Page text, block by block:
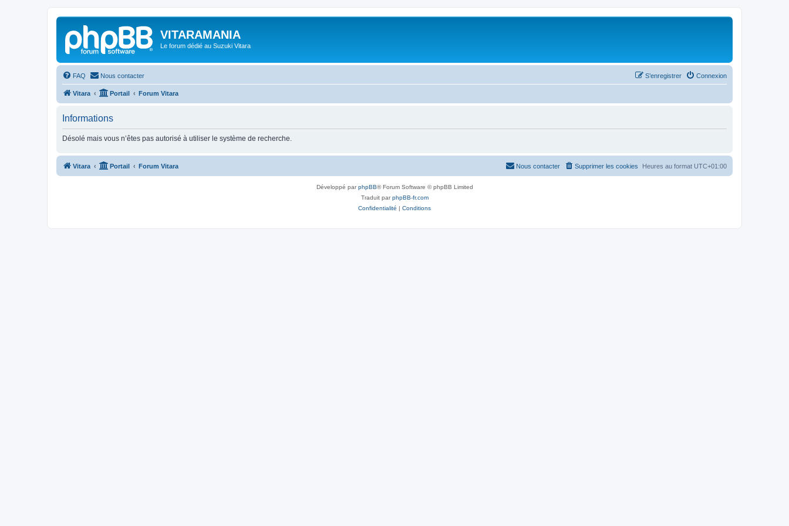
VITARAMANIA
Le forum dédié au Suzuki Vitara
FAQ Nous contacter Connexion
S’enregistrer
Vitara Portail Forum Vitara
Informations
Désolé mais vous n’êtes pas autorisé à utiliser le système de recherche.
Vitara Portail Forum Vitara Heures au format UTC+01:00
Supprimer les cookies
Nous contacter
Développé parphpBB® Forum Software © phpBB Limited
Traduit parphpBB-fr.com
Confidentialité | Conditions